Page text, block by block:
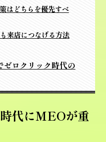
はどちらを優先すべ
来店につなげる方法
ゼロクリック時代の
代にMEOが重